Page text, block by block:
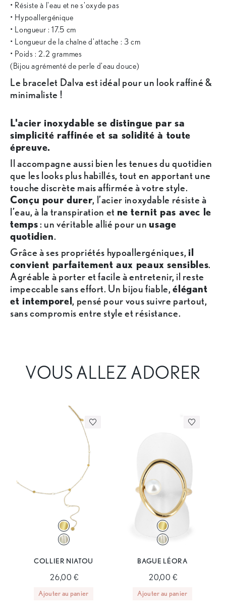
• Résiste à l'eau et ne s'oxyde pas
• Hypoallergénique
• Longueur : 17.5 cm
• Longueur de la chaîne d'attache : 3 cm
• Poids : 2.2 grammes
(Bijou agrémenté de perle d'eau douce)
Le bracelet Dalva est idéal pour un look raffiné &
minimaliste !
L'acier inoxydable se distingue par sa
simplicité raffinée et sa solidité à toute
épreuve.
Il accompagne aussi bien les tenues du quotidien
que les looks plus habillés, tout en apportant une
touche discrète mais affirmée à votre style.
Conçu pour durer, l’acier inoxydable résiste à
l’eau, à la transpiration et ne ternit pas avec le
temps : un véritable allié pour un usage
quotidien.
Grâce à ses propriétés hypoallergéniques, il
convient parfaitement aux peaux sensibles.
Agréable à porter et facile à entretenir, il reste
impeccable sans effort. Un bijou fiable,élégant
et intemporel, pensé pour vous suivre partout,
sans compromis entre style et résistance.
VOUS ALLEZ ADORER
COLLIER NIATOU
26,00 €
Ajouter au panier
BAGUE LÉORA
20,00 €
Ajouter au panier